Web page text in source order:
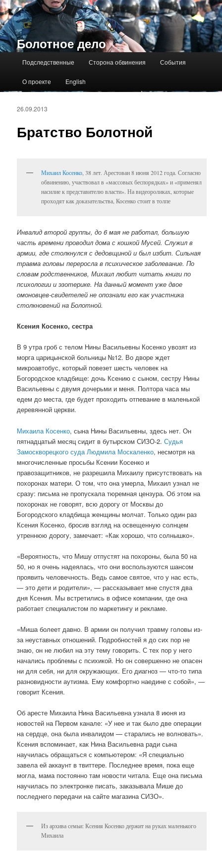
Болотное дело
Подследственные Сторона обвинения События
О проекте English
Братство Болотной
26.09.2013
Михаил Косенко , 38 лет. Арестован 8 июня 2012 года. Согласно
обвинению, участвовал в «массовых беспорядках» и «применял
насилие к представителю власти». На видеороликах, которые
проходят как доказательства, Косенко стоит в толпе
Инвалид второй группы, до 6 мая не работал, большую
часть времени проводил дома с кошкой Мусей. Служил в
армии, где столкнулся с дедовщиной и был избит. Сильная
травма головы переросла в психическое заболевание. По
словам родственников, Михаил любит читать книги по
психологии и эзотерике. На данный момент уже двое
омоновцев-свидетелей не опознали его как участника
столкновений на Болотной.
Ксения Косенко, сестра
В 9 утра гроб с телом Нины Васильевны Косенко увозят из
морга царицынской больницы №12. Во дворе ждет
микроавтобус, который повезет шесть человек на
Богородское кладбище: дочь Ксению с сыном, сестру Нины
Васильевны с двумя дочерьми и меня. Полтора часа мы
едем до места, где будет проходить отпевание в маленькой
деревянной церкви.
Михаила Косенко, сына Нины Васильевны, здесь нет. Он
пятнадцатый месяц сидит в бутырском СИЗО-2.Судья
Замоскворецкого суда Людмила Москаленко, несмотря на
многочисленные просьбы Ксении Косенко и
правозащитников, не разрешила Михаилу присутствовать на
похоронах матери. О том, что она умерла, Михаил узнал не
сразу: письма не пропускала тюремная цензура. Об этом на
похоронах не говорят, всю дорогу от Москвы до
Богородского кладбища женщины молчат. Только один раз
Ксения Косенко, бросив взгляд на освещенную солнцем
утреннюю дорогу, замечает: «Как хорошо, что солнышко».
«Вероятность, что Мишу отпустят на похороны, была 50 на
50, но я очень надеялась, что они воспользуются шансом
проявить человечность. Ведь самое святое, что у нас есть,
— это дети и родители», — рассказывает мне спустя два
дня Ксения. Мы встретились в офисе компании, где она
работает специалистом по маркетингу и рекламе.
«Миша болеет давно. В армии он получил травму головы из-
за неуставных отношений. Подробностей я до сих пор не
знаю, он не любил на эту тему говорить. С тех пор у него
начались проблемы с психикой. Но он совершенно не опасен
ни для себя, ни для окружающих. Его диагноз — что-то типа
разновидности аутизма. Ему комфортно наедине с собой», —
говорит Ксения.
Об аресте Михаила Нина Васильевна узнала 8 июня из
новостей на Первом канале: «У нее и так было две операции
на сердце, она была инвалидом — старались не волновать».
Ксения вспоминает, как Нина Васильевна ради сына
научилась обращаться с компьютером: «Я специально
завела ей аккаунт в твиттере. Последнее время, пока еще
могла, мама постоянно там новости читала. Еще она письма
научилась по электронке писать, заказывала Мише до
последнего передачи на сайте магазина СИЗО».
Из архива семьи: Ксения Косенко держит на руках маленького
Михаила